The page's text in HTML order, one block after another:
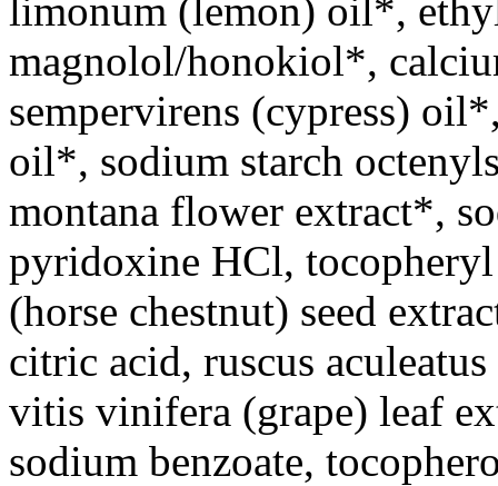
limonum (lemon) oil*,
magnolol/honokiol*,
sempervirens (cypress)
oil*, sodium starch
montana flower extract*,
pyridoxine HCl, tocopheryl
(horse chestnut) seed
citric acid, ruscus
vitis vinifera (grape) leaf
sodium benzoate,